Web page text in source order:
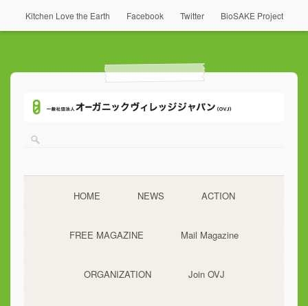
Kitchen Love the Earth Facebook Twitter BioSAKE Project
HOME NEWS ACTION
FREE MAGAZINE Mail Magazine
ORGANIZATION Join OVJ